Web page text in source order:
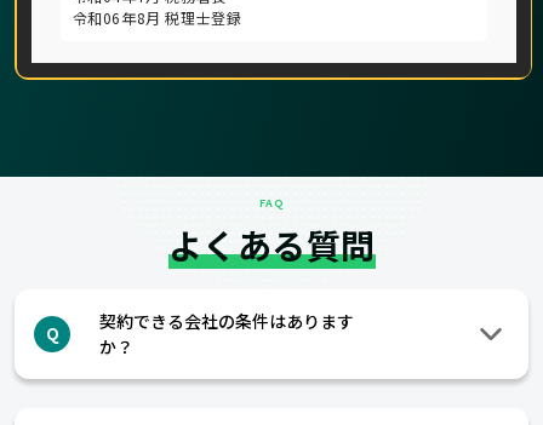
令和06年8月 税理士登録
FAQ
よくある質問
Q
契約できる会社の条件はあります
か？